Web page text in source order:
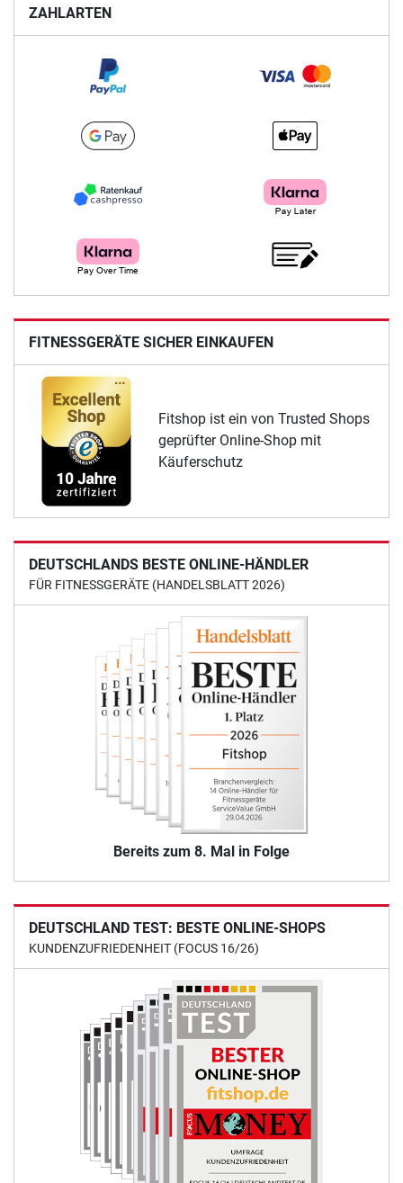
ZAHLARTEN
FITNESSGERÄTE SICHER EINKAUFEN
Fitshop ist ein von Trusted Shops
geprüfter Online-Shop mit
Käuferschutz
DEUTSCHLANDS BESTE ONLINE-HÄNDLER
FÜR FITNESSGERÄTE (HANDELSBLATT 2026)
Bereits zum 8. Mal in Folge
DEUTSCHLAND TEST: BESTE ONLINE-SHOPS
KUNDENZUFRIEDENHEIT (FOCUS 16/26)